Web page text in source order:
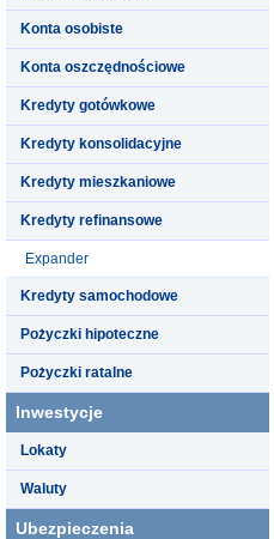
Konta osobiste
Konta oszczędnościowe
Kredyty gotówkowe
Kredyty konsolidacyjne
Kredyty mieszkaniowe
Kredyty refinansowe
Expander
Kredyty samochodowe
Pożyczki hipoteczne
Pożyczki ratalne
Inwestycje
Lokaty
Waluty
Ubezpieczenia